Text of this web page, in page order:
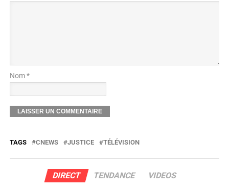
Nom *
TAGS CNEWS JUSTICE TÉLÉVISION
DIRECT TENDANCE VIDEOS